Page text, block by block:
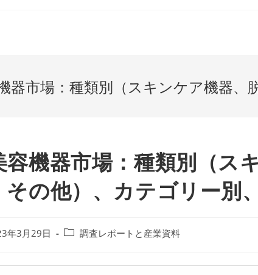
器市場：種類別（スキンケア機器
容機器市場：種類別（ス
その他）、カテゴリー別
年3月29日
投
調査レポートと産業資料